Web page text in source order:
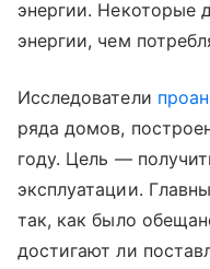
энергии. Некоторые
энергии, чем
Исследователи
ряда домов,
году. Цель —
эксплуатации.
так, как было
достигают ли